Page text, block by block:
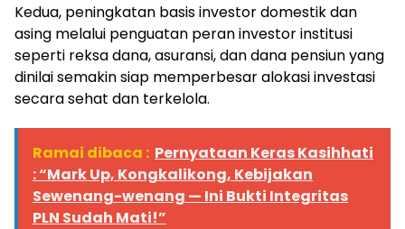
Kedua, peningkatan basis investor domestik dan
asing melalui penguatan peran investor institusi
seperti reksa dana, asuransi, dan dana pensiun yang
dinilai semakin siap memperbesar alokasi investasi
secara sehat dan terkelola.
Ramai dibaca : Pernyataan Keras Kasihhati
: “Mark Up, Kongkalikong, Kebijakan
Sewenang-wenang — Ini Bukti Integritas
PLN Sudah Mati!”